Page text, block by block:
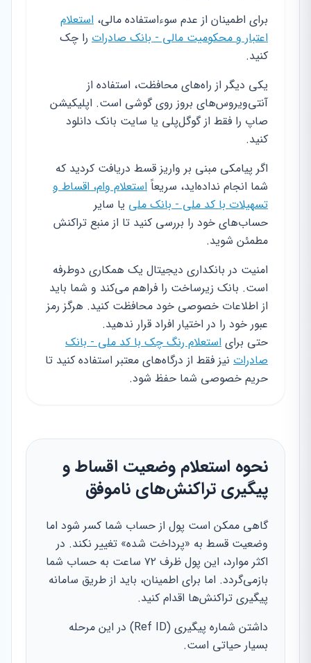
برای اطمینان از عدم سوءاستفاده مالی، استعلام
اعتبار و محکومیت مالی - بانک صادرات را چک
کنید.
یکی دیگر از راه‌های محافظت، استفاده از
آنتی‌ویروس‌های بروز روی گوشی است. اپلیکیشن
صاپ را فقط از گوگل‌پلی یا سایت بانک دانلود
کنید.
اگر پیامکی مبنی بر واریز قسط دریافت کردید که
شما انجام نداده‌اید، سریعاً استعلام وام، اقساط و
تسهیلات با کد ملی - بانک ملی یا سایر
حساب‌های خود را بررسی کنید تا از منبع تراکنش
مطمئن شوید.
امنیت در بانکداری دیجیتال یک همکاری دوطرفه
است. بانک زیرساخت را فراهم می‌کند و شما باید
از اطلاعات خصوصی خود محافظت کنید. هرگز رمز
عبور خود را در اختیار افراد قرار ندهید.
حتی برای استعلام رنگ چک با کد ملی - بانک
صادرات نیز فقط از درگاه‌های معتبر استفاده کنید تا
حریم خصوصی شما حفظ شود.
نحوه استعلام وضعیت اقساط و
پیگیری تراکنش‌های ناموفق
گاهی ممکن است پول از حساب شما کسر شود اما
وضعیت قسط به «پرداخت شده» تغییر نکند. در
اکثر موارد، این پول ظرف ۷۲ ساعت به حساب شما
بازمی‌گردد. اما برای اطمینان، باید از طریق سامانه
پیگیری تراکنش‌ها اقدام کنید.
داشتن شماره پیگیری (Ref ID) در این مرحله
بسیار حیاتی است.